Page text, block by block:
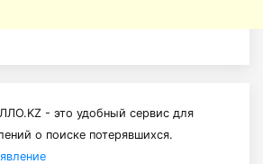
- это удобный сервис для
о поиске потерявшихся.